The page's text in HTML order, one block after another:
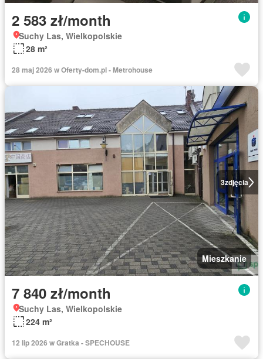
2 583 zł/month
Suchy Las, Wielkopolskie
28 m²
28 maj 2026 w Oferty-dom.pl - Metrohouse
3zdjęcia
Mieszkanie
7 840 zł/month
Suchy Las, Wielkopolskie
224 m²
12 lip 2026 w Gratka - SPECHOUSE